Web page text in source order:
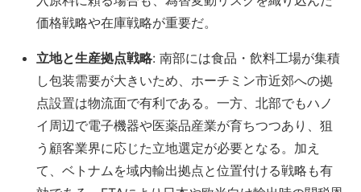
価格戦略や在庫戦略が重要だ。
立地と生産拠点戦略: 南部には食品・飲料工場が集積
し包装需要が大きいため、ホーチミン市近郊への拠
点設置は物流面で有利である。一方、北部でもハノ
イ周辺で電子機器や医薬品産業が育ちつつあり、狙
う顧客業界に応じた立地選定が必要となる。加え
て、ベトナムを域内輸出拠点と位置付ける戦略も有